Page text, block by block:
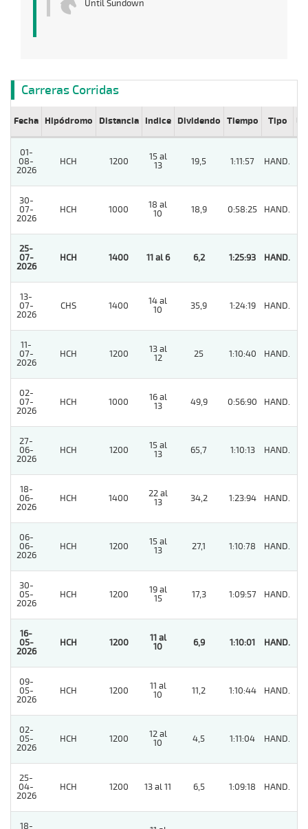
Until Sundown
Carreras Corridas
Fecha Hipódromo Distancia Indice Dividendo Tiempo Tipo Lº
01-
08-
2026
HCH 1200
15 al
13
19,5 1:11:57 HAND.
30-
07-
2026
HCH 1000
18 al
10
18,9 0:58:25 HAND.
25-
07-
2026
HCH 1400 11 al 6 6,2 1:25:93 HAND.
13-
07-
2026
CHS 1400
14 al
10
35,9 1:24:19 HAND.
11-
07-
2026
HCH 1200
13 al
12
25 1:10:40 HAND.
02-
07-
2026
HCH 1000
16 al
13
49,9 0:56:90 HAND.
27-
06-
2026
HCH 1200
15 al
13
65,7 1:10:13 HAND.
18-
06-
2026
HCH 1400
22 al
13
34,2 1:23:94 HAND.
06-
06-
2026
HCH 1200
15 al
13
27,1 1:10:78 HAND.
30-
05-
2026
HCH 1200
19 al
15
17,3 1:09:57 HAND.
16-
05-
2026
HCH 1200
11 al
10
6,9 1:10:01 HAND.
09-
05-
2026
HCH 1200
11 al
10
11,2 1:10:44 HAND.
02-
05-
2026
HCH 1200
12 al
10
4,5 1:11:04 HAND.
25-
04-
2026
HCH 1200 13 al 11 6,5 1:09:18 HAND.
18-